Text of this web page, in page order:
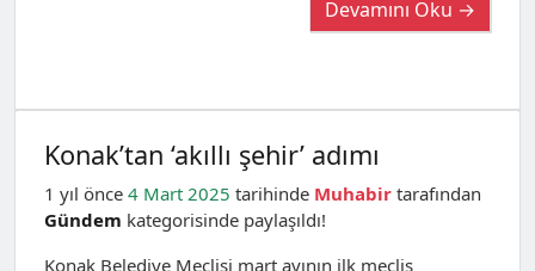
Devamını Oku →
Konak’tan ‘akıllı şehir’ adımı
1 yıl önce 4 Mart 2025 tarihinde Muhabir tarafından
Gündem kategorisinde paylaşıldı!
Konak Belediye Meclisi mart ayının ilk meclis